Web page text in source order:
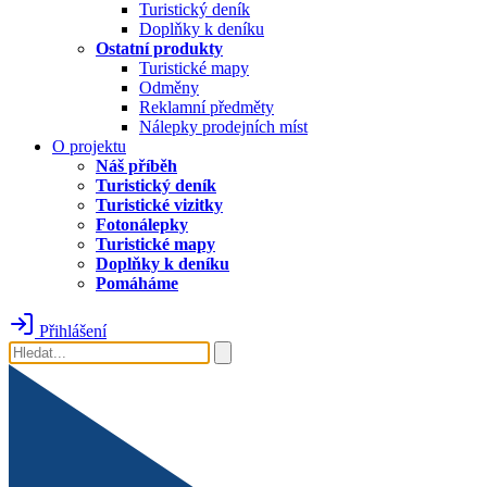
Turistický deník
Doplňky k deníku
Ostatní produkty
Turistické mapy
Odměny
Reklamní předměty
Nálepky prodejních míst
O projektu
Náš příběh
Turistický deník
Turistické vizitky
Fotonálepky
Turistické mapy
Doplňky k deníku
Pomáháme
Přihlášení